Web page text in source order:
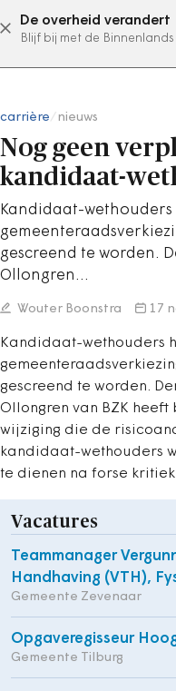
De overheid verandert
Blijf bij met de
carrière nieuws
Nog geen
kandidaat-
Kandidaat-wethouders
gescreend te worden.
Ollongren…
Wouter Boonstra 17
Kandidaat-wethouders
gescreend te worden.
Ollongren van BZK heeft
wijziging die de
kandidaat-wethouders
te dienen na forse
Vacatures
Teammanager
Handhaving (VTH),
Gemeente Zevenaar
Opgaveregisseur
Gemeente Tilburg